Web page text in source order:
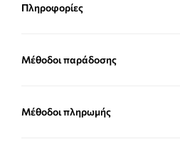
Πληροφορίες
Μέθοδοι παράδοσης
Μέθοδοι πληρωμής